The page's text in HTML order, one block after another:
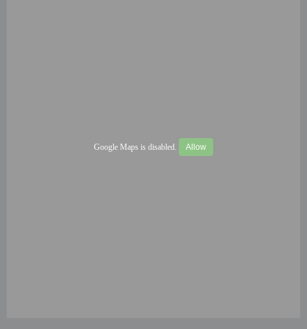
Google Maps is disabled. Allow